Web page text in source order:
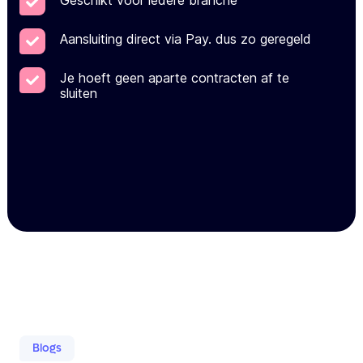
Aansluiting direct via Pay. dus zo geregeld
Je hoeft geen aparte contracten af te
sluiten
Blogs